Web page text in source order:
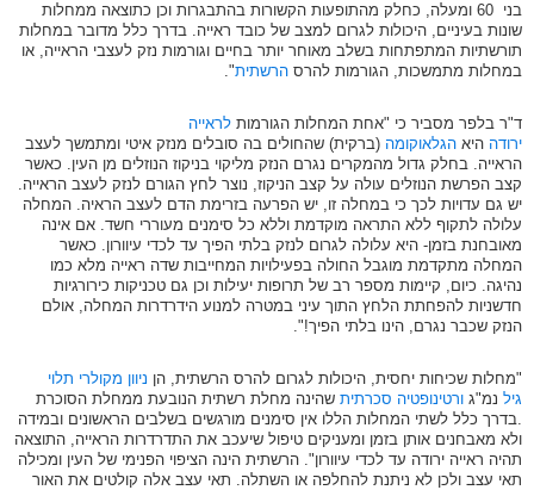
בני 60 ומעלה, כחלק מהתופעות הקשורות בהתבגרות וכן כתוצאה ממחלות
שונות בעיניים, היכולות לגרום למצב של כובד ראייה. בדרך כלל מדובר במחלות
תורשתיות המתפתחות בשלב מאוחר יותר בחיים וגורמות נזק לעצבי הראייה, או
במחלות מתמשכות, הגורמות להרס הרשתית".
ד"ר בלפר מסביר כי "אחת המחלות הגורמות לראייה
ירודה היא הגלאוקומה (ברקית) שהחולים בה סובלים מנזק איטי ומתמשך לעצב
הראייה. בחלק גדול מהמקרים נגרם הנזק מליקוי בניקוז הנוזלים מן העין. כאשר
קצב הפרשת הנוזלים עולה על קצב הניקוז, נוצר לחץ הגורם לנזק לעצב הראייה.
יש גם עדויות לכך כי במחלה זו, יש הפרעה בזרימת הדם לעצב הראיה. המחלה
עלולה לתקוף ללא התראה מוקדמת וללא כל סימנים מעוררי חשד. אם אינה
מאובחנת בזמן- היא עלולה לגרום לנזק בלתי הפיך עד לכדי עיוורון. כאשר
המחלה מתקדמת מוגבל החולה בפעילויות המחייבות שדה ראייה מלא כמו
נהיגה. כיום, קיימות מספר רב של תרופות יעילות וכן גם טכניקות כירורגיות
חדשניות להפחתת הלחץ התוך עיני במטרה למנוע הידרדרות המחלה, אולם
הנזק שכבר נגרם, הינו בלתי הפיך!".
"מחלות שכיחות יחסית, היכולות לגרום להרס הרשתית, הן ניוון מקולרי תלוי
גיל נמ"ג ורטינופטיה סכרתית שהינה מחלת רשתית הנובעת ממחלת הסוכרת
.בדרך כלל לשתי המחלות הללו אין סימנים מורגשים בשלבים הראשונים ובמידה
ולא מאבחנים אותן בזמן ומעניקים טיפול שיעכב את התדרדרות הראייה, התוצאה
תהיה ראייה ירודה עד לכדי עיוורון". הרשתית הינה הציפוי הפנימי של העין ומכילה
תאי עצב ולכן לא ניתנת להחלפה או השתלה. תאי עצב אלה קולטים את האור